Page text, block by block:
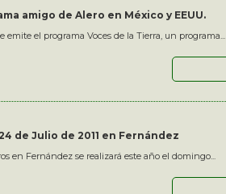
amigo de Alero en México y EEUU.
emite el programa Voces de la Tierra, un programa...
de Julio de 2011 en Fernández
en Fernández se realizará este año el domingo...